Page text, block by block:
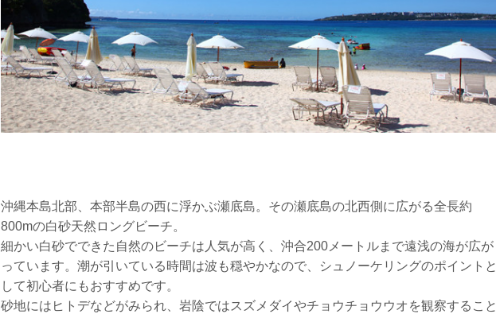
沖縄本島北部、本部半島の西に浮かぶ瀬底島。その瀬底島の北西側に広がる全長約
800mの白砂天然ロングビーチ。
細かい白砂でできた自然のビーチは人気が高く、沖合200メートルまで遠浅の海が広が
っています。潮が引いている時間は波も穏やかなので、シュノーケリングのポイントと
して初心者にもおすすめです。
砂地にはヒトデなどがみられ、岩陰ではスズメダイやチョウチョウウオを観察すること